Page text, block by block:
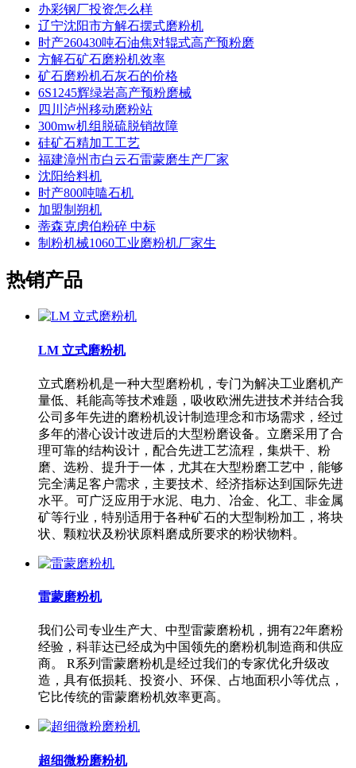
办彩钢厂投资怎么样
辽宁沈阳市方解石摆式磨粉机
时产260430吨石油焦对辊式高产预粉磨
方解石矿石磨粉机效率
矿石磨粉机石灰石的价格
6S1245辉绿岩高产预粉磨械
四川泸州移动磨粉站
300mw机组脱硫脱销故障
硅矿石精加工工艺
福建漳州市白云石雷蒙磨生产厂家
沈阳给料机
时产800吨嗑石机
加盟制朔机
蒂森克虏伯粉碎 中标
制粉机械1060工业磨粉机厂家生
热销产品
LM 立式磨粉机
立式磨粉机是一种大型磨粉机，专门为解决工业磨机产
量低、耗能高等技术难题，吸收欧洲先进技术并结合我
公司多年先进的磨粉机设计制造理念和市场需求，经过
多年的潜心设计改进后的大型粉磨设备。立磨采用了合
理可靠的结构设计，配合先进工艺流程，集烘干、粉
磨、选粉、提升于一体，尤其在大型粉磨工艺中，能够
完全满足客户需求，主要技术、经济指标达到国际先进
水平。可广泛应用于水泥、电力、冶金、化工、非金属
矿等行业，特别适用于各种矿石的大型制粉加工，将块
状、颗粒状及粉状原料磨成所要求的粉状物料。
雷蒙磨粉机
我们公司专业生产大、中型雷蒙磨粉机，拥有22年磨粉
经验，科菲达已经成为中国领先的磨粉机制造商和供应
商。 R系列雷蒙磨粉机是经过我们的专家优化升级改
造，具有低损耗、投资小、环保、占地面积小等优点，
它比传统的雷蒙磨粉机效率更高。
超细微粉磨粉机